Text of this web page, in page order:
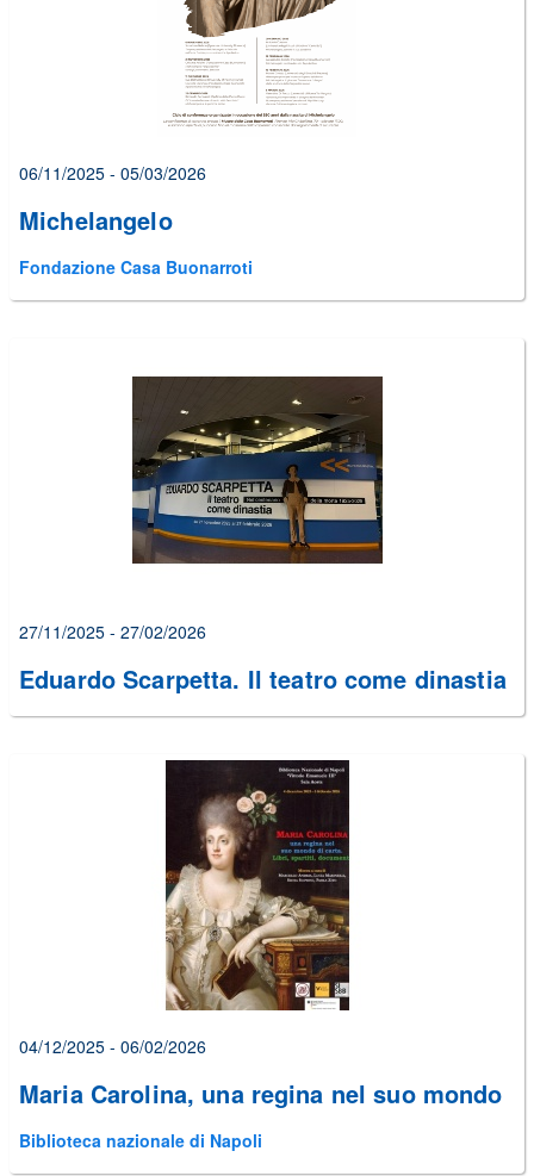
06/11/2025 - 05/03/2026
Michelangelo
Fondazione Casa Buonarroti
27/11/2025 - 27/02/2026
Eduardo Scarpetta. Il teatro come dinastia
04/12/2025 - 06/02/2026
Maria Carolina, una regina nel suo mondo
Biblioteca nazionale di Napoli